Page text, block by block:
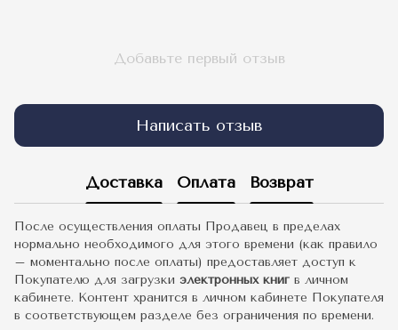
Добавьте первый отзыв
Написать отзыв
Доставка Оплата Возврат
После осуществления оплаты Продавец в пределах
нормально необходимого для этого времени (как правило
– моментально после оплаты) предоставляет доступ к
Покупателю для загрузки электронных книг в личном
кабинете. Контент хранится в личном кабинете Покупателя
в соответствующем разделе без ограничения по времени.